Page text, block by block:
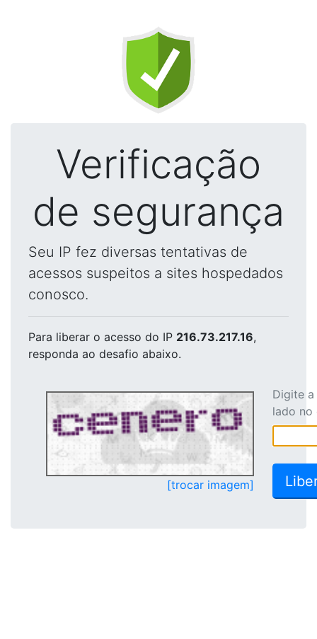
Verificação
de segurança
Seu IP fez diversas tentativas de
acessos suspeitos a sites hospedados
conosco.
Para liberar o acesso do IP 216.73.217.16,
responda ao desafio abaixo.
[trocar imagem]
Digite
lado no